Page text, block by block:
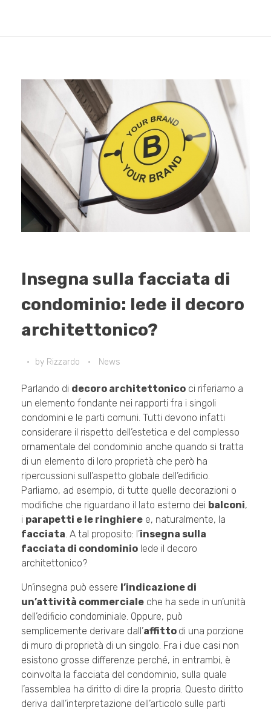
Insegna sulla facciata di
condominio: lede il decoro
architettonico?
by Rizzardo News
Parlando di decoro architettonico ci riferiamo a
un elemento fondante nei rapporti fra i singoli
condomini e le parti comuni. Tutti devono infatti
considerare il rispetto dell’estetica e del complesso
ornamentale del condominio anche quando si tratta
di un elemento di loro proprietà che però ha
ripercussioni sull’aspetto globale dell’edificio.
Parliamo, ad esempio, di tutte quelle decorazioni o
modifiche che riguardano il lato esterno dei balconi,
i parapetti e le ringhiere e, naturalmente, la
facciata . A tal proposito: l’insegna sulla
facciata di condominio lede il decoro
architettonico?
Un’insegna può essere l’indicazione di
un’attività commerciale che ha sede in un’unità
dell’edificio condominiale. Oppure, può
semplicemente derivare dall’affitto di una porzione
di muro di proprietà di un singolo. Fra i due casi non
esistono grosse differenze perché, in entrambi, è
coinvolta la facciata del condominio, sulla quale
l’assemblea ha diritto di dire la propria. Questo diritto
deriva dall’interpretazione dell’articolo sulle parti